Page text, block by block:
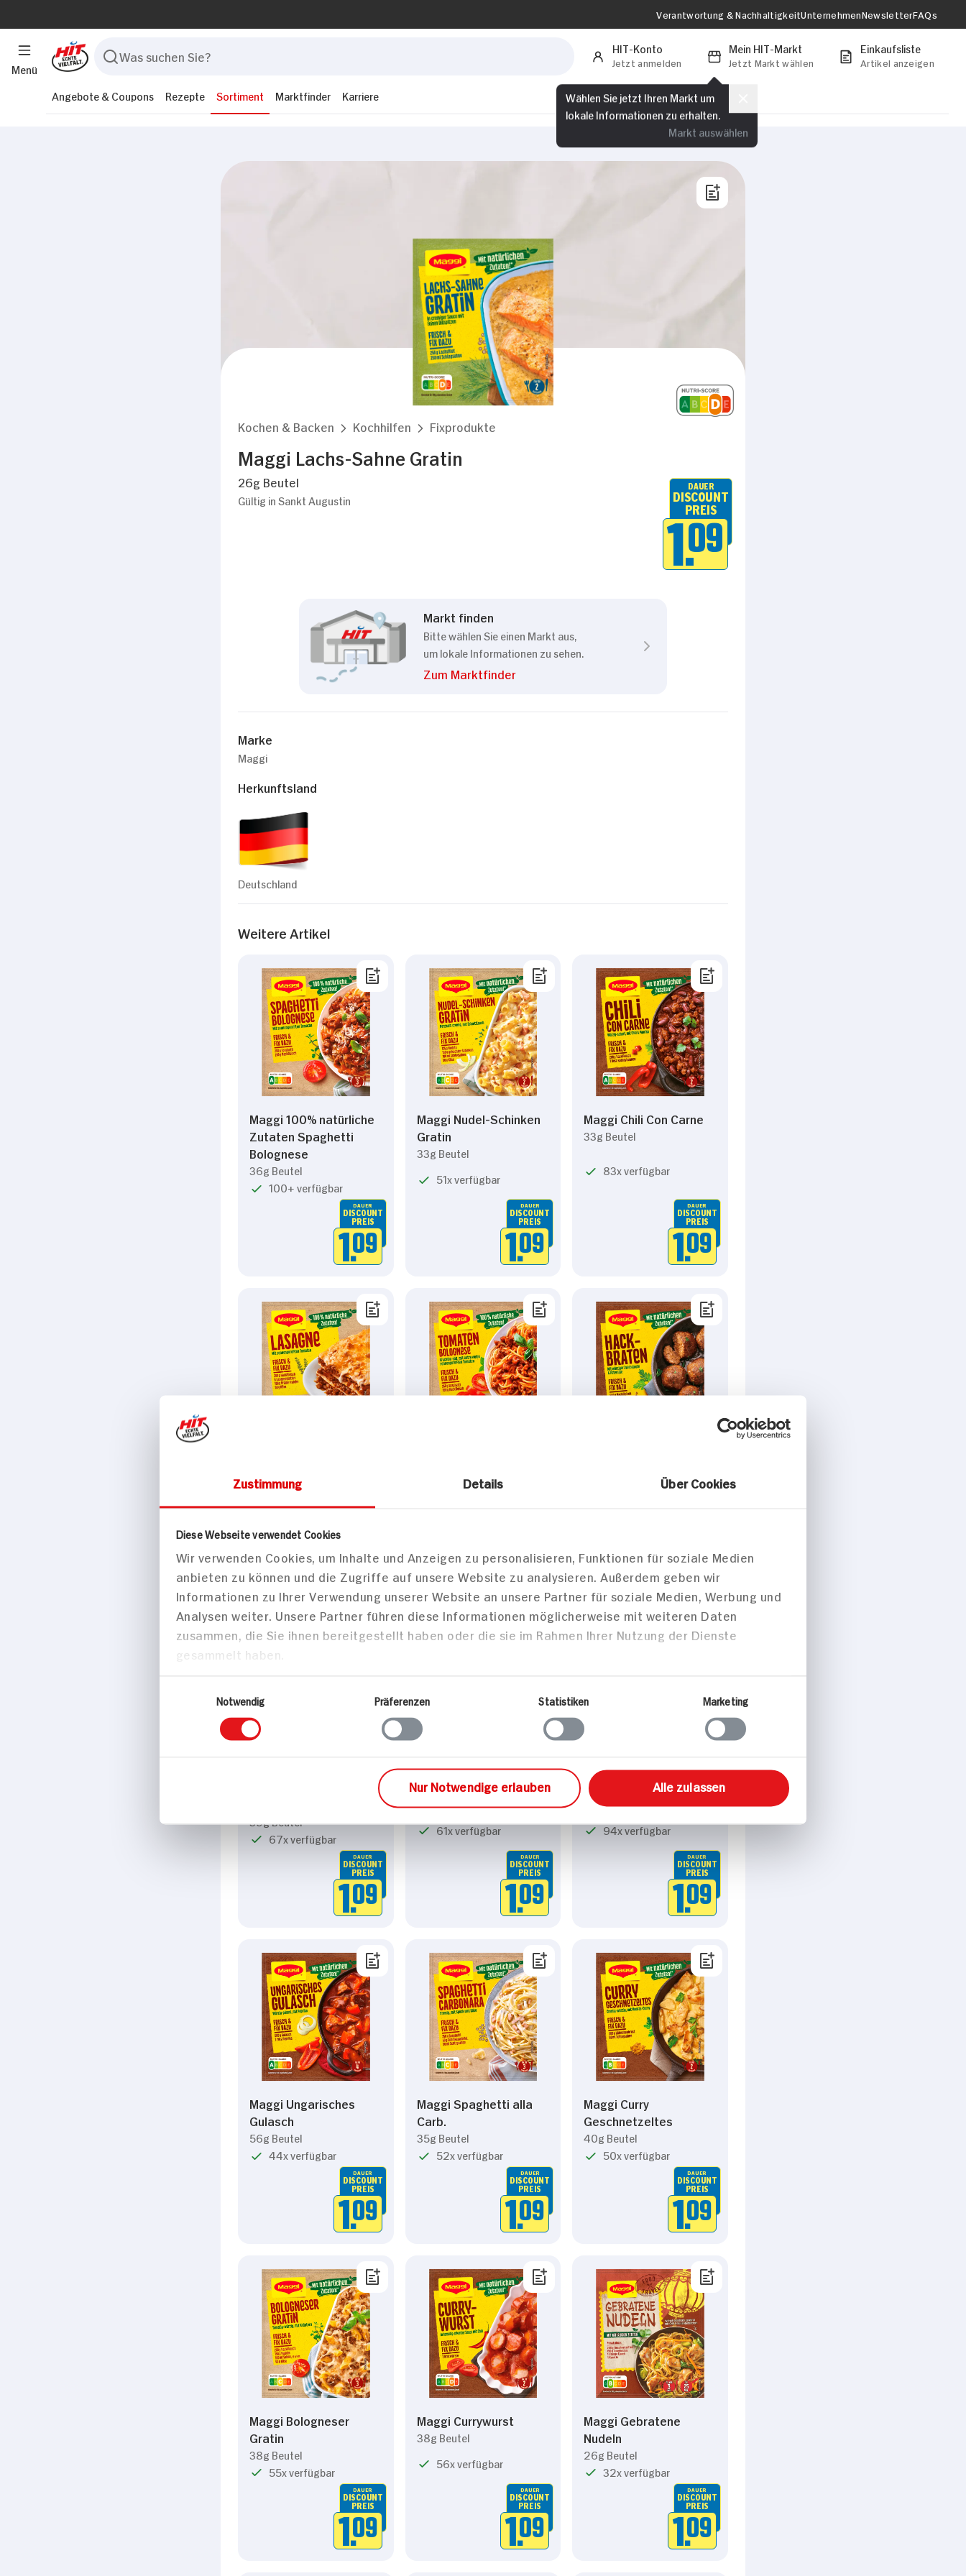
Zustimmung Details Über Cookies
Diese Webseite verwendet Cookies
Wir verwenden Cookies, um Inhalte und Anzeigen zu personalisieren, Funktionen für soziale Medien
anbieten zu können und die Zugriffe auf unsere Website zu analysieren. Außerdem geben wir
Informationen zu Ihrer Verwendung unserer Website an unsere Partner für soziale Medien, Werbung und
Analysen weiter. Unsere Partner führen diese Informationen möglicherweise mit weiteren Daten
zusammen, die Sie ihnen bereitgestellt haben oder die sie im Rahmen Ihrer Nutzung der Dienste
gesammelt haben.
Notwendig
Präferenzen Statistiken Marketing
Nur Notwendige erlauben Alle zulassen
Menü
Verantwortung & NachhaltigkeitUnternehmenNewsletterFAQs
HIT-Konto
Jetzt anmelden
Mein HIT-Markt
Jetzt Markt wählen
Wählen Sie jetzt Ihren Markt um
lokale Informationen zu erhalten.
Markt auswählen
Einkaufsliste
Artikel anzeigen
Angebote & Coupons Rezepte Sortiment Marktfinder Karriere
Kochen & Backen Kochhilfen Fixprodukte
Maggi Lachs-Sahne Gratin
26g Beutel
Gültig in Sankt Augustin
DAUER
DISCOUNT
PREIS
1.09
Markt finden
Bitte wählen Sie einen Markt aus,
um lokale Informationen zu sehen.
Zum Marktfinder
Marke
Maggi
Herkunftsland
Deutschland
Weitere Artikel
Maggi 100% natürliche
Zutaten Spaghetti
Bolognese
36g Beutel
100+ verfügbar
DAUER
DISCOUNT
PREIS
1.09
Maggi Nudel-Schinken
Gratin
33g Beutel
51x verfügbar
DAUER
DISCOUNT
PREIS
1.09
Maggi Chili Con Carne
33g Beutel
83x verfügbar
DAUER
DISCOUNT
PREIS
1.09
30g Beutel
65x verfügbar
PREIS
1.09
Bolognese
PREIS
1.09
PREIS
1.09
39g Beutel
67x verfügbar
DAUER
DISCOUNT
PREIS
1.09
Maggi Gulasch
48g Beutel
61x verfügbar
DAUER
DISCOUNT
PREIS
1.09
Maggi Rouladen
33g Beutel
94x verfügbar
DAUER
DISCOUNT
PREIS
1.09
Maggi Ungarisches
Gulasch
56g Beutel
44x verfügbar
DAUER
DISCOUNT
PREIS
1.09
Maggi Spaghetti alla
Carb.
35g Beutel
52x verfügbar
DAUER
DISCOUNT
PREIS
1.09
Maggi Curry
Geschnetzeltes
40g Beutel
50x verfügbar
DAUER
DISCOUNT
PREIS
1.09
Maggi Bologneser
Gratin
38g Beutel
55x verfügbar
DAUER
DISCOUNT
PREIS
1.09
Maggi Currywurst
38g Beutel
56x verfügbar
DAUER
DISCOUNT
PREIS
1.09
Maggi Gebratene
Nudeln
26g Beutel
32x verfügbar
DAUER
DISCOUNT
PREIS
1.09